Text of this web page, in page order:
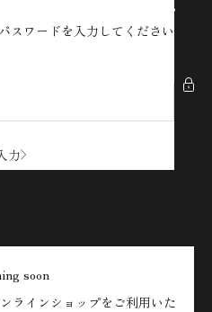
ンラインショップ
スワードを入力してください
力
soon
ラインショップをご利用いた